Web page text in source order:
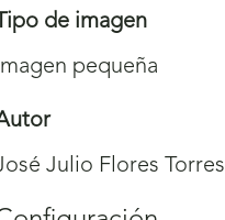
Tipo de imagen
pequeña
Julio Flores Torres